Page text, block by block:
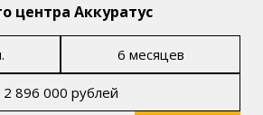
центра Аккуратус
6 месяцев
2 896 000 рублей